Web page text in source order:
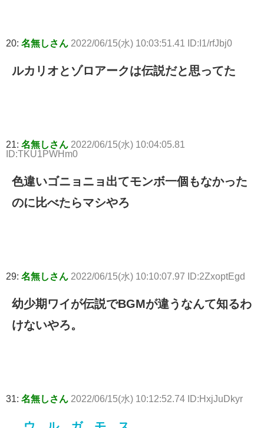
20: 名無しさん 2022/06/15(水) 10:03:51.41 ID:I1/rfJbj0
ルカリオとゾロアークは伝説だと思ってた
21: 名無しさん 2022/06/15(水) 10:04:05.81
ID:TKU1PWHm0
色違いゴニョニョ出てモンボ一個もなかった
のに比べたらマシやろ
29: 名無しさん 2022/06/15(水) 10:10:07.97 ID:2ZxoptEgd
幼少期ワイが伝説でBGMが違うなんて知るわ
けないやろ。
31: 名無しさん 2022/06/15(水) 10:12:52.74 ID:HxjJuDkyr